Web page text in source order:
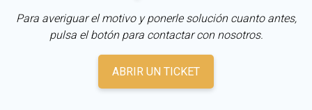
Para averiguar el motivo y ponerle solución cuanto antes,
pulsa el botón para contactar con nosotros.
ABRIR UN TICKET